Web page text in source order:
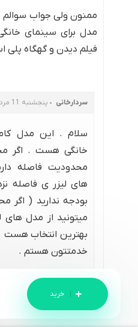
ممنون ولی جواب سوالم
مدل برای سینمای
فیلم دیدن و گهگاه پلی
سردارخانی پنجشنبه 11 مرداد 1403 - 12:24
سلام . این مدل
خانگی هست . اگر
محدودیت فاصله
های لیزر ی فاصله
بودجه ندارید ( اگر
میتونید از مدل های
بهترین انتخاب هست
خدمتتون هستم .